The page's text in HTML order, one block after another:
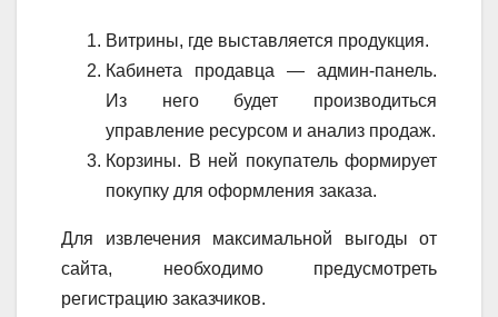
Витрины, где выставляется продукция.
Кабинета продавца — админ-панель.
Из него будет производиться
управление ресурсом и анализ продаж.
Корзины. В ней покупатель формирует
покупку для оформления заказа.
Для извлечения максимальной выгоды от
сайта, необходимо предусмотреть
регистрацию заказчиков.